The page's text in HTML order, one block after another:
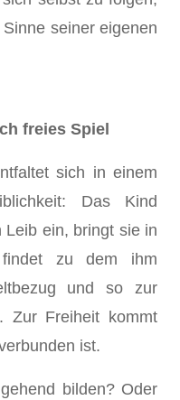
seiner eigenen
freies Spiel
sich in einem
Das Kind
ein, bringt sie in
zu dem ihm
und so zur
Zur Freiheit kommt
ist.
bilden? Oder